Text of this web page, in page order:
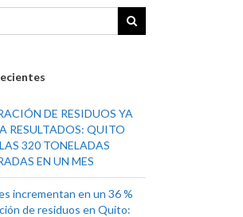
DE RESIDUOS YA
RESULTADOS: QUITO
320 TONELADAS
EN UN MES
incrementan en un 36 %
de residuos en Quito: